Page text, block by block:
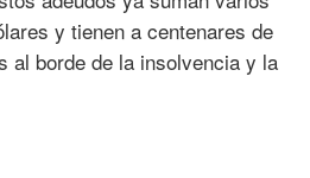
y tienen a centenares de
al borde de la insolvencia y la